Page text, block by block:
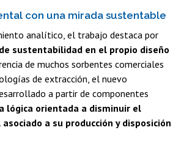
con una mirada sustentable
analítico, el trabajo destaca por
sustentabilidad en el propio diseño
de muchos sorbentes comerciales
de extracción, el nuevo
a partir de componentes
lógica orientada a disminuir el
a su producción y disposición